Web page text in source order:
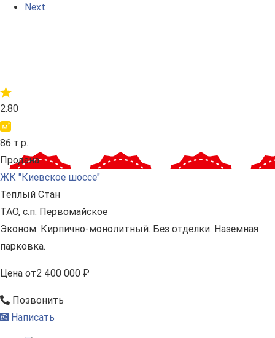
Next
2.80
86 т.р.
Продана
ЖК "Киевское шоссе"
Теплый Стан
ТАО, с.п. Первомайское
Эконом. Кирпично-монолитный. Без отделки. Наземная
парковка.
Цена от2 400 000 ₽
Позвонить
Написать